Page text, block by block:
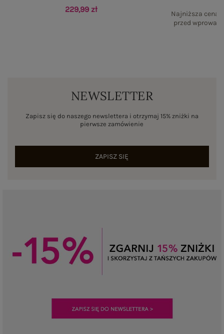
229,99 zł
Najniższa cena
przed
NEWSLETTER
Zapisz się do naszego newslettera i otrzymaj 15% zniżki na
pierwsze zamówienie
ZAPISZ SIĘ